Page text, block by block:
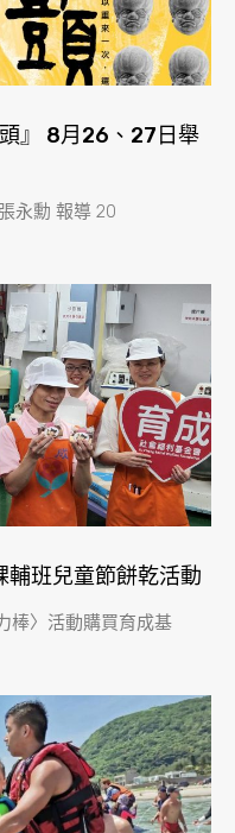
』 8月26、27日舉
永勳 報導 20
輔班兒童節餅乾活動
棒〉活動購買育成基